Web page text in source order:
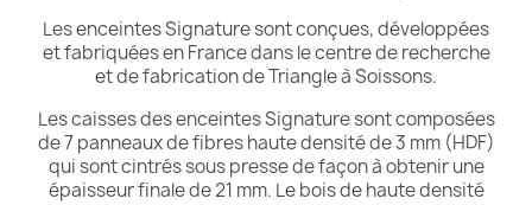
Les enceintes Signature sont conçues, développées
et fabriquées en France dans le centre de recherche
et de fabrication de Triangle à Soissons.
Les caisses des enceintes Signature sont composées
de 7 panneaux de fibres haute densité de 3 mm (HDF)
qui sont cintrés sous presse de façon à obtenir une
épaisseur finale de 21 mm. Le bois de haute densité